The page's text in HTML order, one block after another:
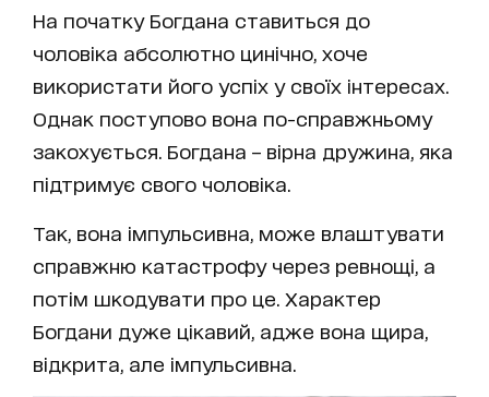
На початку Богдана ставиться до
чоловіка абсолютно цинічно, хоче
використати його успіх у своїх інтересах.
Однак поступово вона по-справжньому
закохується. Богдана – вірна дружина, яка
підтримує свого чоловіка.
Так, вона імпульсивна, може влаштувати
справжню катастрофу через ревнощі, а
потім шкодувати про це. Характер
Богдани дуже цікавий, адже вона щира,
відкрита, але імпульсивна.